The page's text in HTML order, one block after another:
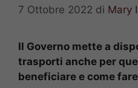
7 Ottobre 2022 di Mary
Il Governo mette a
trasporti anche per
beneficiare e come